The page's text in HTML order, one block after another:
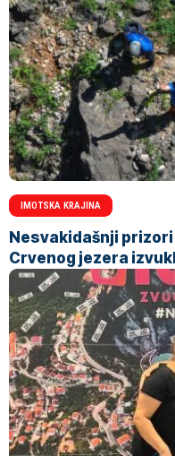
IMOTSKA KRAJINA
Nesvakidašnji prizori
Crvenog jezera